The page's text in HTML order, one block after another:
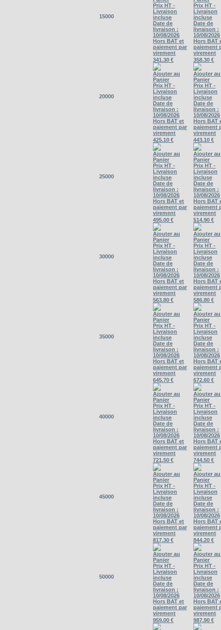
15000
Prix HT -
Livraison
incluse
Date de
livraison :
10/08/2026
Hors BAT et
paiement par
virement
Prix HT -
Livraison
incluse
Date de
livraison :
10/08/2026
Hors BAT
paiement
virement
20000
341.30 €
Ajouter au
Panier
Prix HT -
Livraison
incluse
Date de
livraison :
10/08/2026
Hors BAT et
paiement par
virement
358.30 €
Ajouter au
Panier
Prix HT -
Livraison
incluse
Date de
livraison :
10/08/2026
Hors BAT
paiement
virement
25000
425.10 €
Ajouter au
Panier
Prix HT -
Livraison
incluse
Date de
livraison :
10/08/2026
Hors BAT et
paiement par
virement
443.10 €
Ajouter au
Panier
Prix HT -
Livraison
incluse
Date de
livraison :
10/08/2026
Hors BAT
paiement
virement
30000
495.00 €
Ajouter au
Panier
Prix HT -
Livraison
incluse
Date de
livraison :
10/08/2026
Hors BAT et
paiement par
virement
514.90 €
Ajouter au
Panier
Prix HT -
Livraison
incluse
Date de
livraison :
10/08/2026
Hors BAT
paiement
virement
35000
563.80 €
Ajouter au
Panier
Prix HT -
Livraison
incluse
Date de
livraison :
10/08/2026
Hors BAT et
paiement par
virement
586.80 €
Ajouter au
Panier
Prix HT -
Livraison
incluse
Date de
livraison :
10/08/2026
Hors BAT
paiement
virement
40000
645.70 €
Ajouter au
Panier
Prix HT -
Livraison
incluse
Date de
livraison :
10/08/2026
Hors BAT et
paiement par
virement
672.60 €
Ajouter au
Panier
Prix HT -
Livraison
incluse
Date de
livraison :
10/08/2026
Hors BAT
paiement
virement
45000
721.50 €
Ajouter au
Panier
Prix HT -
Livraison
incluse
Date de
livraison :
10/08/2026
Hors BAT et
paiement par
virement
744.50 €
Ajouter au
Panier
Prix HT -
Livraison
incluse
Date de
livraison :
10/08/2026
Hors BAT
paiement
virement
50000
817.30 €
Ajouter au
Panier
Prix HT -
Livraison
incluse
Date de
livraison :
10/08/2026
Hors BAT et
paiement par
virement
844.20 €
Ajouter au
Panier
Prix HT -
Livraison
incluse
Date de
livraison :
10/08/2026
Hors BAT
paiement
virement
959.00 € 987.90 €